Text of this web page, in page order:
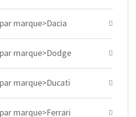
marque>Dacia
marque>Dodge
marque>Ducati
marque>Ferrari